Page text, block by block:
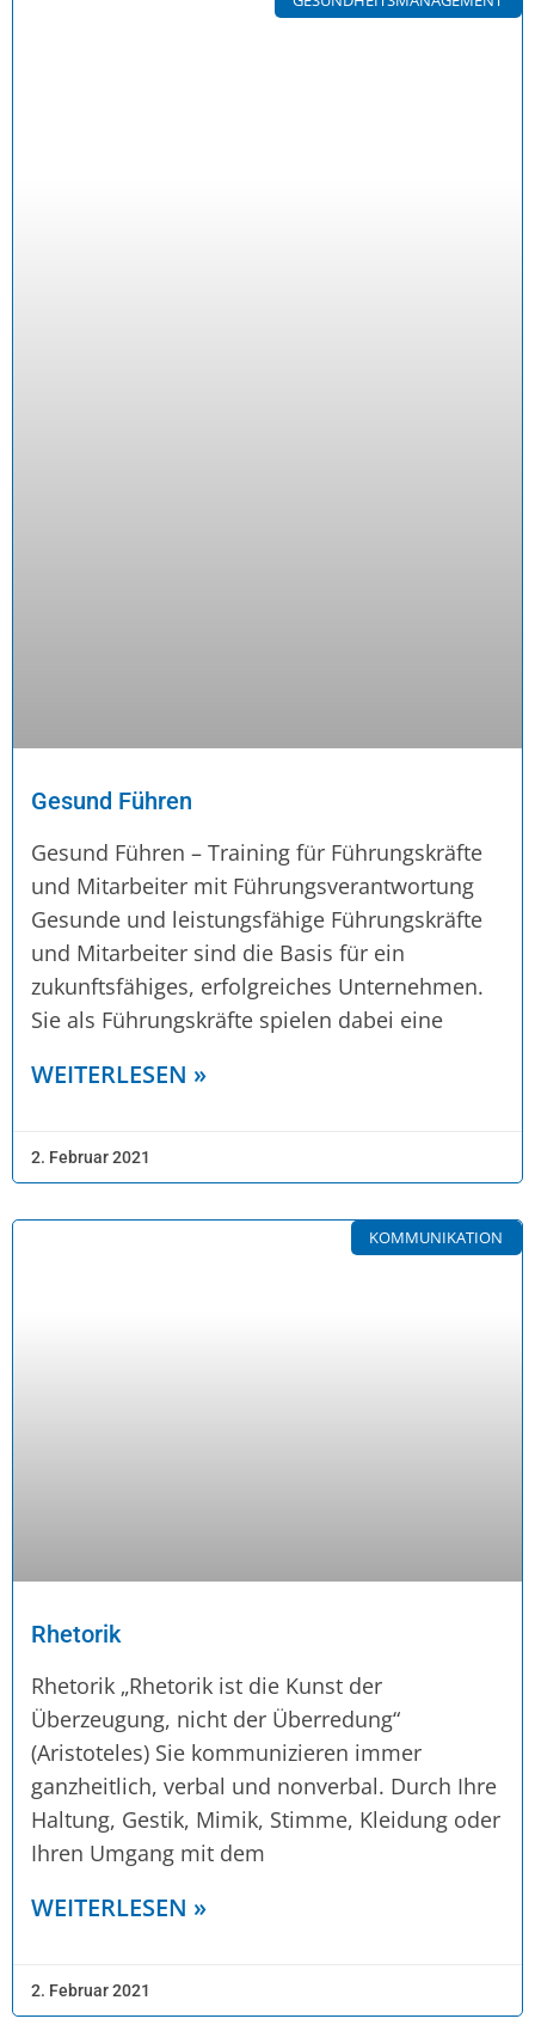
Gesund Führen
Gesund Führen – Training für Führungskräfte
und Mitarbeiter mit Führungsverantwortung
Gesunde und leistungsfähige Führungskräfte
und Mitarbeiter sind die Basis für ein
zukunftsfähiges, erfolgreiches Unternehmen.
Sie als Führungskräfte spielen dabei eine
WEITERLESEN »
2. Februar 2021
KOMMUNIKATION
Rhetorik
Rhetorik „Rhetorik ist die Kunst der
Überzeugung, nicht der Überredung“
(Aristoteles) Sie kommunizieren immer
ganzheitlich, verbal und nonverbal. Durch Ihre
Haltung, Gestik, Mimik, Stimme, Kleidung oder
Ihren Umgang mit dem
WEITERLESEN »
2. Februar 2021